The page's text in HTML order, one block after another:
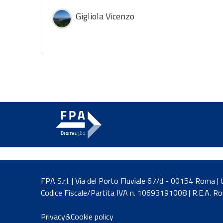
Gigliola Vicenzo
FPA S.r.l. | Via del Porto Fluviale 67/d - 00154
Codice Fiscale/Partita IVA n. 10693191008 | R.E.A.
Privacy&Cookie policy